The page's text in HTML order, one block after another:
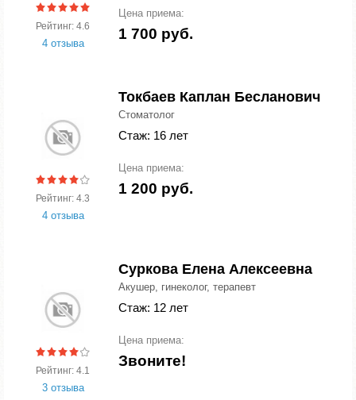
Рейтинг: 4.6
4 отзыва
Цена приема:
1 700 руб.
Рейтинг: 4.3
4 отзыва
Токбаев Каплан Бесланович
Стоматолог
Стаж: 16 лет
Цена приема:
1 200 руб.
Рейтинг: 4.1
3 отзыва
Суркова Елена Алексеевна
Акушер, гинеколог, терапевт
Стаж: 12 лет
Цена приема:
Звоните!